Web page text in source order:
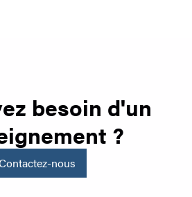
besoin d'un
?
nous